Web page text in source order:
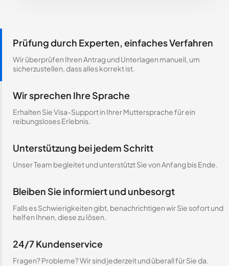
Prüfung durch Experten, einfaches Verfahren
Wir überprüfen Ihren Antrag und Unterlagen manuell, um
sicherzustellen, dass alles korrekt ist.
Wir sprechen Ihre Sprache
Erhalten Sie Visa-Support in Ihrer Muttersprache für ein
reibungsloses Erlebnis.
Unterstützung bei jedem Schritt
Unser Team begleitet und unterstützt Sie von Anfang bis Ende.
Bleiben Sie informiert und unbesorgt
Falls es Schwierigkeiten gibt, benachrichtigen wir Sie sofort und
helfen Ihnen, diese zu lösen.
24/7 Kundenservice
Fragen? Probleme? Wir sind jederzeit und überall für Sie da.